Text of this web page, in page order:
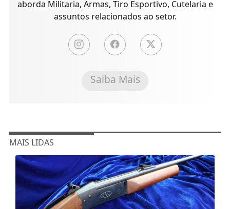
aborda Militaria, Armas, Tiro Esportivo, Cutelaria e
assuntos relacionados ao setor.
Saiba Mais
MAIS LIDAS